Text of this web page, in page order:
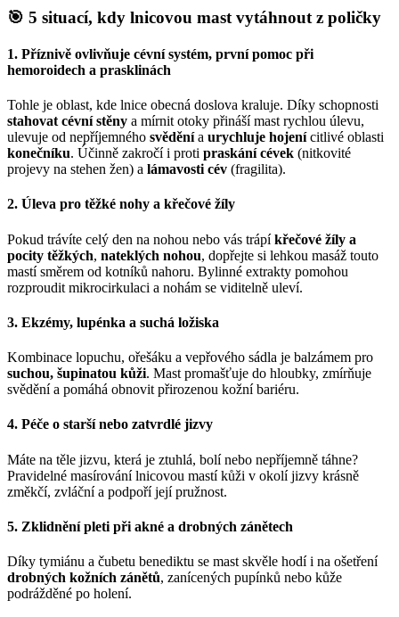
🎯 5 situací, kdy lnicovou mast vytáhnout z poličky
1. Příznivě ovlivňuje cévní systém, první pomoc při
hemoroidech a prasklinách
Tohle je oblast, kde lnice obecná doslova kraluje. Díky schopnosti
stahovat cévní stěny a mírnit otoky přináší mast rychlou úlevu,
ulevuje od nepříjemného svěděnía urychluje hojenícitlivé oblasti
konečníku. Účinně zakročí i proti praskání cévek (nitkovité
projevy na stehen žen) a lámavosti cév (fragilita).
2. Úleva pro těžké nohy a křečové žíly
Pokud trávíte celý den na nohou nebo vás trápíkřečové žíly a
pocity těžkých, nateklých nohou, dopřejte si lehkou masáž touto
mastí směrem od kotníků nahoru. Bylinné extrakty pomohou
rozproudit mikrocirkulaci a nohám se viditelně uleví.
3. Ekzémy, lupénka a suchá ložiska
Kombinace lopuchu, ořešáku a vepřového sádla je balzámem pro
suchou, šupinatou kůži. Mast promašťuje do hloubky, zmírňuje
svědění a pomáhá obnovit přirozenou kožní bariéru.
4. Péče o starší nebo zatvrdlé jizvy
Máte na těle jizvu, která je ztuhlá, bolí nebo nepříjemně táhne?
Pravidelné masírování lnicovou mastí kůži v okolí jizvy krásně
změkčí, zvláční a podpoří její pružnost.
5. Zklidnění pleti při akné a drobných zánětech
Díky tymiánu a čubetu benediktu se mast skvěle hodí i na ošetření
drobných kožních zánětů, zanícených pupínků nebo kůže
podrážděné po holení.